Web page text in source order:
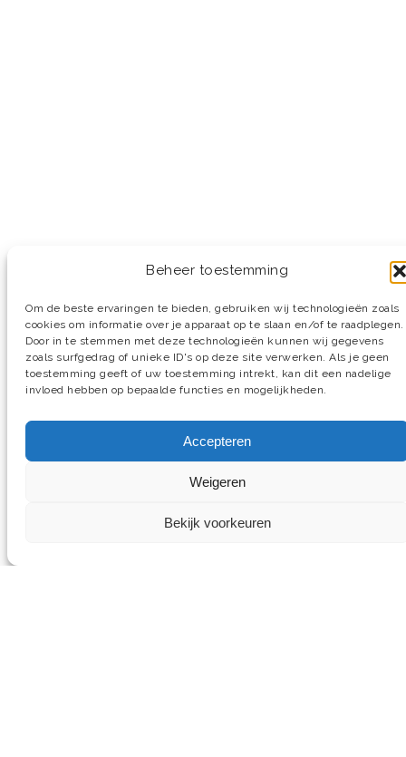
Beheer toestemming
Om de beste ervaringen te bieden, gebruiken wij technologieën zoals
cookies om informatie over je apparaat op te slaan en/of te raadplegen.
Door in te stemmen met deze technologieën kunnen wij gegevens
zoals surfgedrag of unieke ID's op deze site verwerken. Als je geen
toestemming geeft of uw toestemming intrekt, kan dit een nadelige
invloed hebben op bepaalde functies en mogelijkheden.
Accepteren
Weigeren
Bekijk voorkeuren
© 2026 Verwijst Badkamers, Tegels & Sanitair.